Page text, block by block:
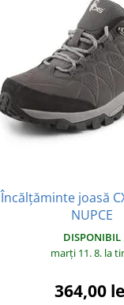
Încălțăminte joasă
NUPCE
DISPONIBIL
marți 11. 8. la
364,00